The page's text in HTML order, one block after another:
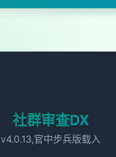
社群审查DX
v4.0.13,官中步兵版载入